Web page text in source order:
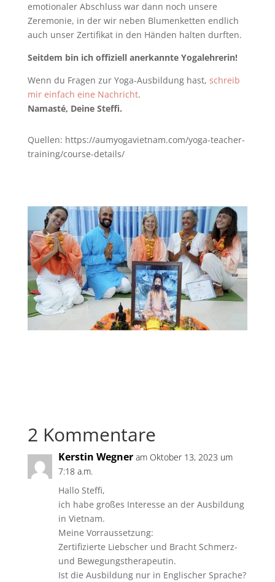
emotionaler Abschluss war dann noch unsere
Zeremonie, in der wir neben Blumenketten endlich
auch unser Zertifikat in den Händen halten durften.
Seitdem bin ich offiziell anerkannte Yogalehrerin!
Wenn du Fragen zur Yoga-Ausbildung hast, schreib
mir einfach eine Nachricht.
Namasté, Deine Steffi.
Quellen: https://aumyogavietnam.com/yoga-teacher-
training/course-details/
2 Kommentare
Kerstin Wegner am Oktober 13, 2023 um
7:18 a.m.
Hallo Steffi,
ich habe großes Interesse an der Ausbildung
in Vietnam.
Meine Vorraussetzung:
Zertifizierte Liebscher und Bracht Schmerz-
und Bewegungstherapeutin.
Ist die Ausbildung nur in Englischer Sprache?